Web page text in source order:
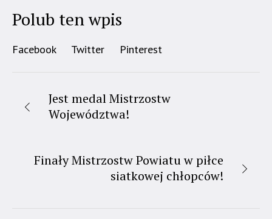
Polub ten wpis
Facebook Twitter Pinterest
Jest medal Mistrzostw
Województwa!
Finały Mistrzostw Powiatu w piłce
siatkowej chłopców!